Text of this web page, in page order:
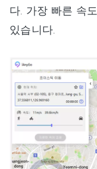
다. 가장 빠른 속
있습니다.